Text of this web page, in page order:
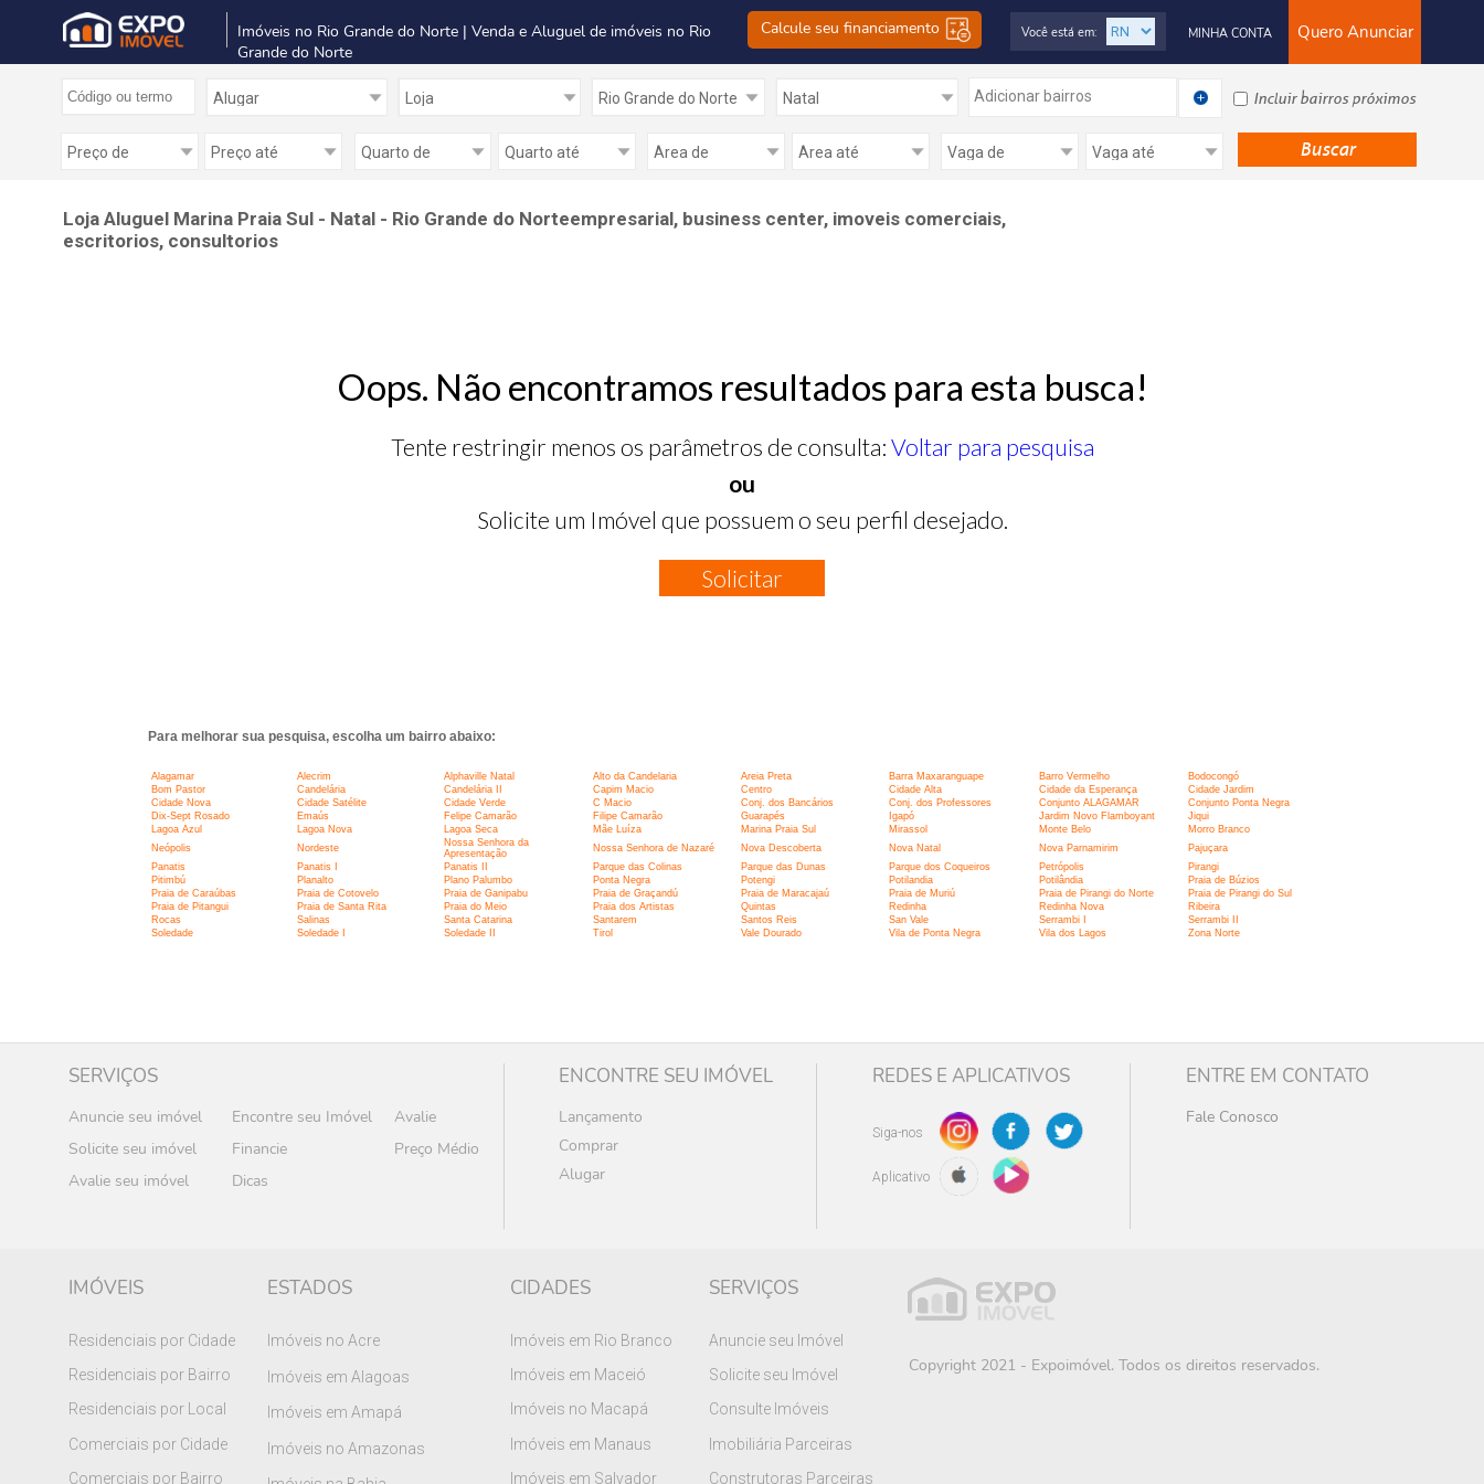
Imóveis no Rio Grande do Norte | Venda e Aluguel de imóveis no Rio
Grande do Norte
Calcule seu financiamento Quero Anunciar
MINHA CONTA
Você está em:
Adicionar bairros Incluir bairros próximos
Loja Aluguel Marina Praia Sul - Natal - Rio Grande do Norteempresarial, business center, imoveis comerciais,
escritorios, consultorios
Oops. Não encontramos resultados para esta busca!
Tente restringir menos os parâmetros de consulta: Voltar para pesquisa
ou
Solicite um Imóvel que possuem o seu perfil desejado.
Solicitar
Para melhorar sua pesquisa, escolha um bairro abaixo:
Alagamar Alecrim Alphaville Natal Alto da Candelaria Areia Preta Barra Maxaranguape Barro Vermelho
Bodocongó
Bom Pastor
Candelária Candelária II Capim Macio Centro Cidade Alta Cidade da Esperança
Cidade Jardim
Cidade Nova
Cidade Satélite Cidade Verde C Macio Conj. dos Bancários Conj. dos Professores Conjunto ALAGAMAR
Conjunto Ponta Negra
Dix-Sept Rosado
Emaús Felipe Camarão Filipe Camarão Guarapés Igapó Jardim Novo Flamboyant
Jiqui
Lagoa Azul
Lagoa Nova Lagoa Seca Mãe Luíza Marina Praia Sul Mirassol Monte Belo
Morro Branco
Neópolis
Nordeste
Nossa Senhora da
Apresentação
Nossa Senhora de Nazaré Nova Descoberta Nova Natal Nova Parnamirim
Pajuçara
Panatis
Panatis I Panatis II Parque das Colinas Parque das Dunas Parque dos Coqueiros Petrópolis
Pirangi
Pitimbú
Planalto Plano Palumbo Ponta Negra Potengi Potilandia Potilândia
Praia de Búzios
Praia de Caraúbas
Praia de Cotovelo Praia de Ganipabu Praia de Graçandú Praia de Maracajaú Praia de Muriú Praia de Pirangi do Norte
Praia de Pirangi do Sul
Praia de Pitangui
Praia de Santa Rita Praia do Meio Praia dos Artistas Quintas Redinha Redinha Nova
Ribeira
Rocas
Salinas Santa Catarina Santarem Santos Reis San Vale Serrambi I
Serrambi II
Soledade
Soledade I Soledade II Tirol Vale Dourado Vila de Ponta Negra Vila dos Lagos Zona Norte
SERVIÇOS
Anuncie seu imóvel Encontre seu Imóvel
Avalie
Solicite seu imóvel
Financie
Preço Médio
Avalie seu imóvel
Dicas
ENCONTRE SEU IMÓVEL
Lançamento
Comprar
Alugar
REDES E APLICATIVOS
Siga-nos
Aplicativo
ENTRE EM CONTATO
Fale Conosco
IMÓVEIS
Residenciais por Cidade
Residenciais por Bairro
Residenciais por Local
Comerciais por Cidade
Comerciais por Bairro
ESTADOS
Imóveis no Acre
Imóveis em Alagoas
Imóveis em Amapá
Imóveis no Amazonas
CIDADES
Imóveis em Rio Branco
Imóveis em Maceió
Imóveis no Macapá
Imóveis em Manaus
Imóveis em Salvador
SERVIÇOS
Anuncie seu Imóvel
Solicite seu Imóvel
Consulte Imóveis
Imobiliária Parceiras
Construtoras Parceiras
Copyright 2021 - Expoimóvel. Todos os direitos reservados.